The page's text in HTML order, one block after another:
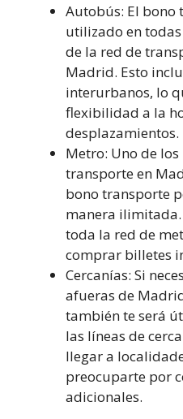
Autobús: El bono
utilizado en
de la red de
Madrid. Esto
interurbanos, lo
flexibilidad a la
desplazamientos.
Metro: Uno de
transporte en
bono transporte
manera
toda la red de
comprar billetes
Cercanías: Si
afueras de
también te será
las líneas de
llegar a
preocuparte por
adicionales.